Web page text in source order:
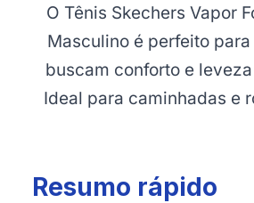
O Tênis Skechers Vapor
Masculino é perfeito
buscam conforto e
Ideal para caminhadas e
Resumo rápido